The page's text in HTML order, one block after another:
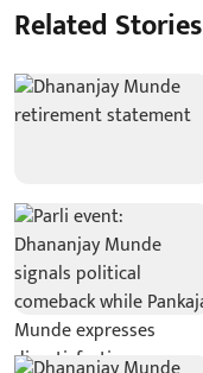
Related Stories